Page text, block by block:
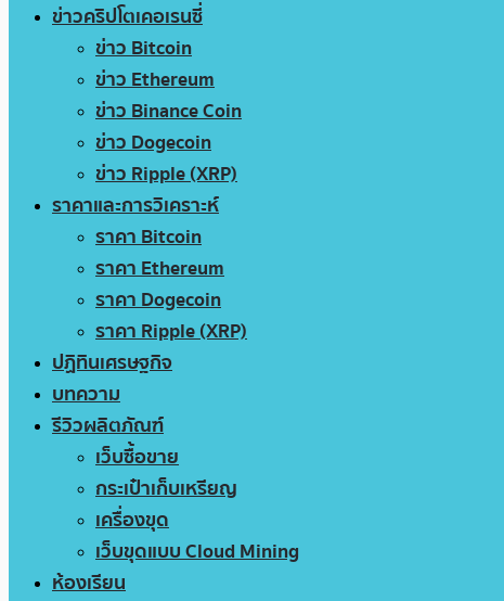
ข่าวคริปโตเคอเรนซี่
ข่าว Bitcoin
ข่าว Ethereum
ข่าว Binance Coin
ข่าว Dogecoin
ข่าว Ripple (XRP)
ราคาและการวิเคราะห์
ราคา Bitcoin
ราคา Ethereum
ราคา Dogecoin
ราคา Ripple (XRP)
ปฏิทินเศรษฐกิจ
บทความ
รีวิวผลิตภัณฑ์
เว็บซื้อขาย
กระเป๋าเก็บเหรียญ
เครื่องขุด
เว็บขุดแบบ Cloud Mining
ห้องเรียน